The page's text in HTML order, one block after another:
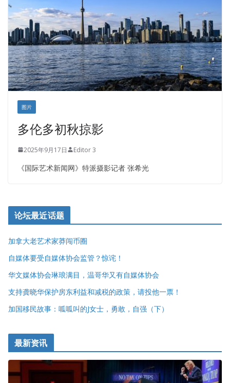
正点印艺设计
图片
多伦多初秋掠影
2025年9月17日 Editor 3
《国际艺术新闻网》特派摄影记者 张希光
论坛最近话题
加拿大老艺术家莽闯币圈
自媒体要受自媒体协会监管？惊诧！
华文媒体协会琳琅满目，温哥华又有自媒体协会
支持龚晓华保护房东利益和减税的政策，请投他一票！
加国移民故事：呱呱叫的J女士，勇敢，自强（下）
最新资讯